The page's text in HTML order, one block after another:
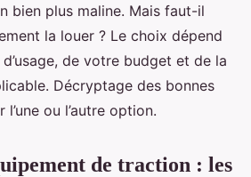
bien plus maline. Mais faut-il
la louer ? Le choix dépend
de votre budget et de la
Décryptage des bonnes
l’une ou l’autre option.
de traction : les